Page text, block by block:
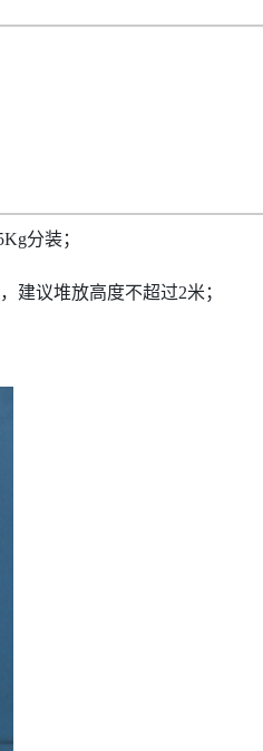
分装；
建议堆放高度不超过2米 ；